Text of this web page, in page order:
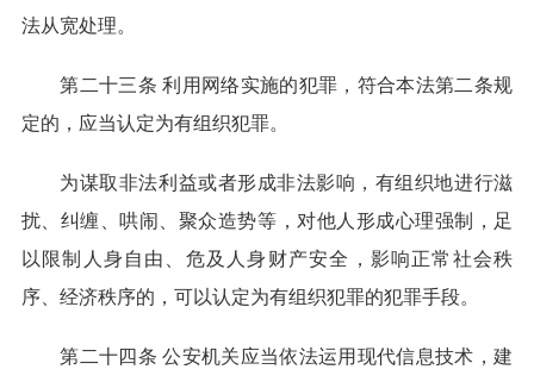
法从宽处理。
第二十三条 利用网络实施的犯罪，符合本法第二条规
定的，应当认定为有组织犯罪。
为谋取非法利益或者形成非法影响，有组织地进行滋
扰、纠缠、哄闹、聚众造势等，对他人形成心理强制，足
以限制人身自由、危及人身财产安全，影响正常社会秩
序、经济秩序的，可以认定为有组织犯罪的犯罪手段。
第二十四条 公安机关应当依法运用现代信息技术，建